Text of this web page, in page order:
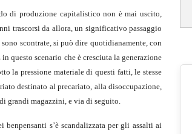
di produzione capitalistico non è mai uscito,
trascorsi da allora, un significativo passaggio
scontrate, si può dire quotidianamente, con
questo scenario che è cresciuta la generazione
la pressione materiale di questi fatti, le stesse
destinato al precariato, alla disoccupazione,
grandi magazzini, e via di seguito.
s’è scandalizzata per gli assalti ai